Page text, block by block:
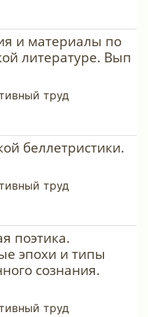
и материалы по
литературе. Вып
труд
беллетристики.
труд
поэтика.
эпохи и типы
сознания.
труд